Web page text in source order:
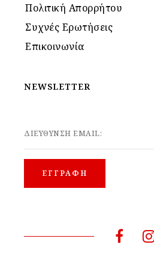
Πολιτική Απορρήτου
Συχνές Ερωτήσεις
Επικοινωνία
NEWSLETTER
ΔΙΕΥΘΥΝΣΗ EMAIL: